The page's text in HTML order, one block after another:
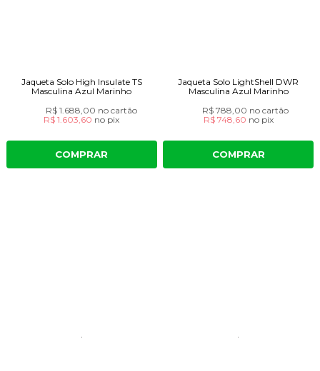
Jaqueta Solo High Insulate TS
Masculina Azul Marinho
R$ 1.688,00 no cartão
R$ 1.603,60 no pix
COMPRAR
Jaqueta Solo LightShell DWR
Masculina Azul Marinho
R$ 788,00 no cartão
R$ 748,60 no pix
COMPRAR